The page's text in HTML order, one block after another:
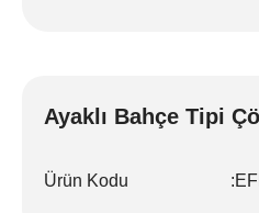
Ayaklı Bahçe Tipi
Ürün Kodu :